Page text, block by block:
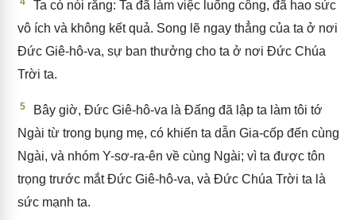
Ta có nói rằng: Ta đã làm việc luống công, đã hao sức
vô ích và không kết quả. Song lẽ ngay thẳng của ta ở nơi
Đức Giê-hô-va, sự ban thưởng cho ta ở nơi Đức Chúa
Trời ta.
5
Bây giờ, Đức Giê-hô-va là Đấng đã lập ta làm tôi tớ
Ngài từ trong bụng mẹ, có khiến ta dẫn Gia-cốp đến cùng
Ngài, và nhóm Y-sơ-ra-ên về cùng Ngài; vì ta được tôn
trọng trước mắt Đức Giê-hô-va, và Đức Chúa Trời ta là
sức mạnh ta.